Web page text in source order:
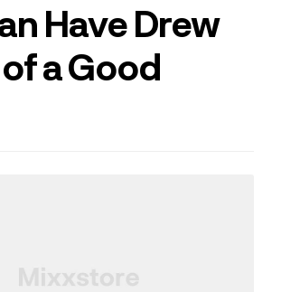
Have Drew
a Good